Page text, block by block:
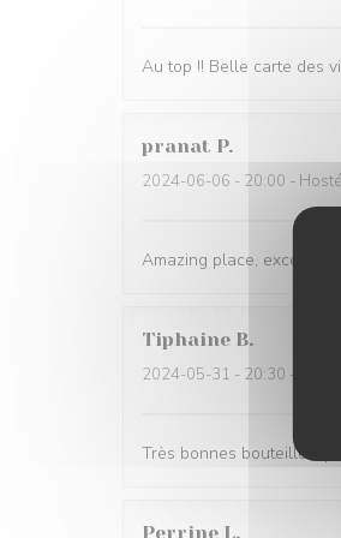
Au top !! Belle carte des
pranat P
2024-06-06 - 20:00 -
Amazing place, excellent
Tiphaine B
2024-05-31 - 20:30 - Hosté
Très bonnes bouteilles,
Perrine L